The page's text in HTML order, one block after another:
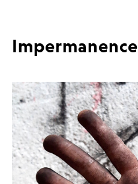
Impermanence